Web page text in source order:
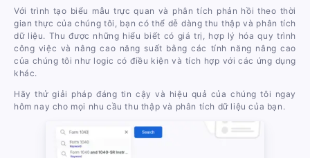
Với trình tạo biểu mẫu trực quan và phân tích phản hồi theo thời
gian thực của chúng tôi, bạn có thể dễ dàng thu thập và phân tích
dữ liệu. Thu được những hiểu biết có giá trị, hợp lý hóa quy trình
công việc và nâng cao năng suất bằng các tính năng nâng cao
của chúng tôi như logic có điều kiện và tích hợp với các ứng dụng
khác.
Hãy thử giải pháp đáng tin cậy và hiệu quả của chúng tôi ngay
hôm nay cho mọi nhu cầu thu thập và phân tích dữ liệu của bạn.